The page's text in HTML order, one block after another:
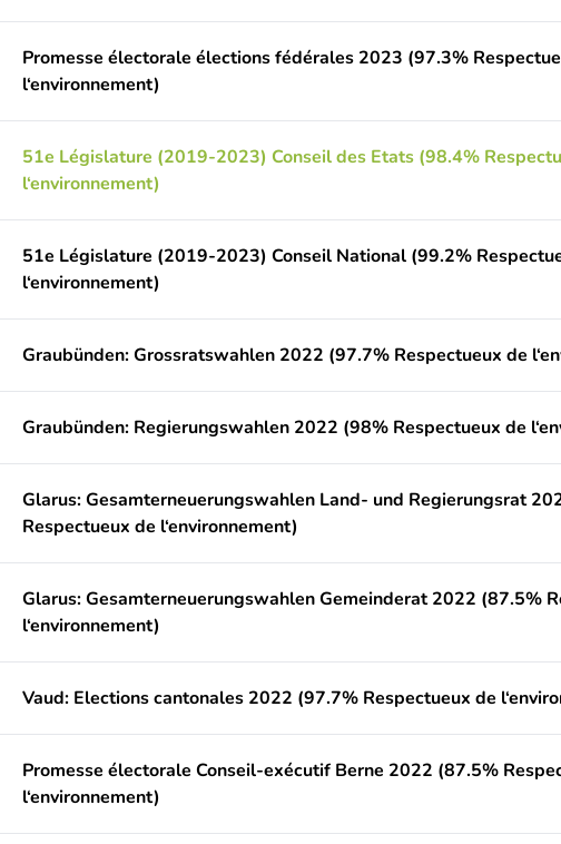
Promesse électorale élections fédérales 2023 (97.3%
l‘environnement)
51e Législature (2019-2023) Conseil des Etats (98.4%
l‘environnement)
51e Législature (2019-2023) Conseil National (99.2%
l‘environnement)
Graubünden: Grossratswahlen 2022 (97.7% Respectueux de
Graubünden: Regierungswahlen 2022 (98% Respectueux de
Glarus: Gesamterneuerungswahlen Land- und Regierungsrat
Respectueux de l‘environnement)
Glarus: Gesamterneuerungswahlen Gemeinderat 2022 (87.5%
l‘environnement)
Vaud: Elections cantonales 2022 (97.7% Respectueux de
Promesse électorale Conseil-exécutif Berne 2022 (87.5%
l‘environnement)